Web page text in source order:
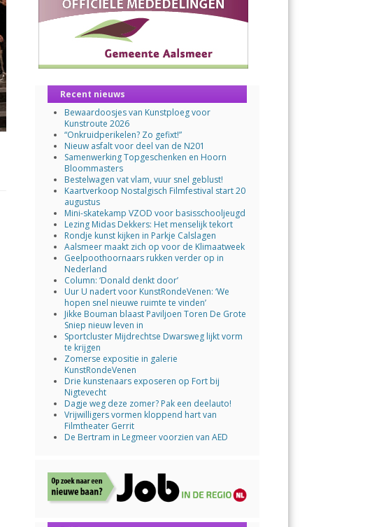
Recent nieuws
Bewaardoosjes van Kunstploeg voor
Kunstroute 2026
“Onkruidperikelen? Zo gefixt!”
Nieuw asfalt voor deel van de N201
Samenwerking Topgeschenken en Hoorn
Bloommasters
Bestelwagen vat vlam, vuur snel geblust!
Kaartverkoop Nostalgisch Filmfestival start 20
augustus
Mini-skatekamp VZOD voor basisschooljeugd
Lezing Midas Dekkers: Het menselijk tekort
Rondje kunst kijken in Parkje Calslagen
Aalsmeer maakt zich op voor de Klimaatweek
Geelpoothoornaars rukken verder op in
Nederland
Column: ‘Donald denkt door’
Uur U nadert voor KunstRondeVenen: ‘We
hopen snel nieuwe ruimte te vinden’
Jikke Bouman blaast Paviljoen Toren De Grote
Sniep nieuw leven in
Sportcluster Mijdrechtse Dwarsweg lijkt vorm
te krijgen
Zomerse expositie in galerie
KunstRondeVenen
Drie kunstenaars exposeren op Fort bij
Nigtevecht
Dagje weg deze zomer? Pak een deelauto!
Vrijwilligers vormen kloppend hart van
Filmtheater Gerrit
De Bertram in Legmeer voorzien van AED